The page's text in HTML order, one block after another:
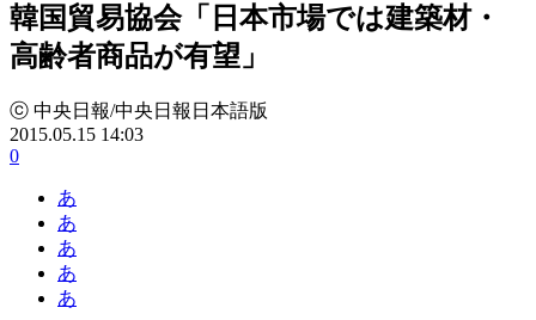
韓国貿易協会「日本市場では建築材・
高齢者商品が有望」
ⓒ 中央日報/中央日報日本語版
2015.05.15 14:03
0
あ
あ
あ
あ
あ